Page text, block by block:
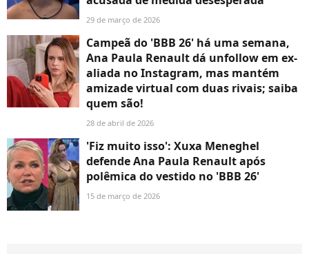
29 de março de 2026
Campeã do 'BBB 26' há uma semana,
Ana Paula Renault dá unfollow em ex-
aliada no Instagram, mas mantém
amizade virtual com duas rivais; saiba
quem são!
28 de abril de 2026
'Fiz muito isso': Xuxa Meneghel
defende Ana Paula Renault após
polêmica do vestido no 'BBB 26'
15 de março de 2026